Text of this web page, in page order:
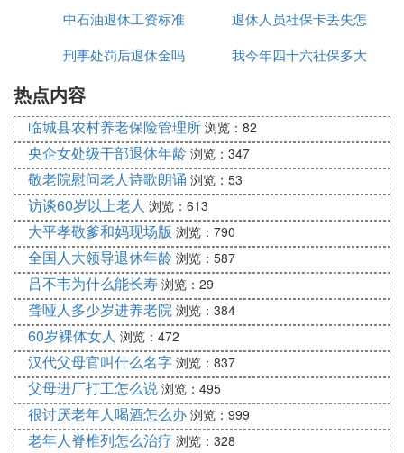
❸ 辩论赛，储蓄养老好还是保险养老好，
蓄养老好
3800万人退了养老社保，有些人就说不如自己每月存
一些钱当养老。针对社保养老险，商业养老险，和储
蓄养老三种方式我自己分析如下
如果是社保的养老金，那是有亏本的可能，因为交那
么多年能领多少年要看自己的寿命了（尤其是要延迟
退休年龄，延迟五年意味着多交五年钱，少领五年
钱），如果不幸走的早，甚至倒霉的刚开始领人就没
了，那顶多拿点丧葬费，白交了，但他的优势是单位
承担大部分，自己只需缴纳少部分，而且活多久领多
久。如果没有单位自己承担的话是非常不建议的。
如果是商业保险养老，至少正常情况下不会亏本（不
退保的情况），而且一些类似社保养老金的保险还是
很不错的，保证自己始终有现金流，每月或每年拿到
一笔钱。这适合个体工作者或者有社保但是想多补充
辩论赛
1岁
中石油退休工资标准
退休人员社保卡丢失怎
么办
刑事处罚后退休金吗
我今年四十六社保多大
热点内容
临城县农村养老保险管理所 浏览：82
央企女处级干部退休年龄 浏览：347
敬老院慰问老人诗歌朗诵 浏览：53
访谈60岁以上老人 浏览：613
大平孝敬爹和妈现场版 浏览：790
全国人大领导退休年龄 浏览：587
吕不韦为什么能长寿 浏览：29
聋哑人多少岁进养老院 浏览：384
60岁裸体女人 浏览：472
汉代父母官叫什么名字 浏览：837
父母进厂打工怎么说 浏览：495
很讨厌老年人喝酒怎么办 浏览：999
老年人脊椎列怎么治疗 浏览：328